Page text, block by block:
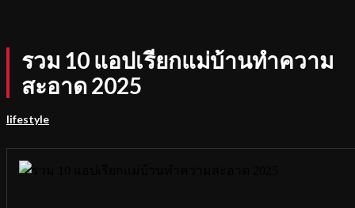
รวม 10 แอปเรียกแม่บ้านทำความ
สะอาด 2025
lifestyle